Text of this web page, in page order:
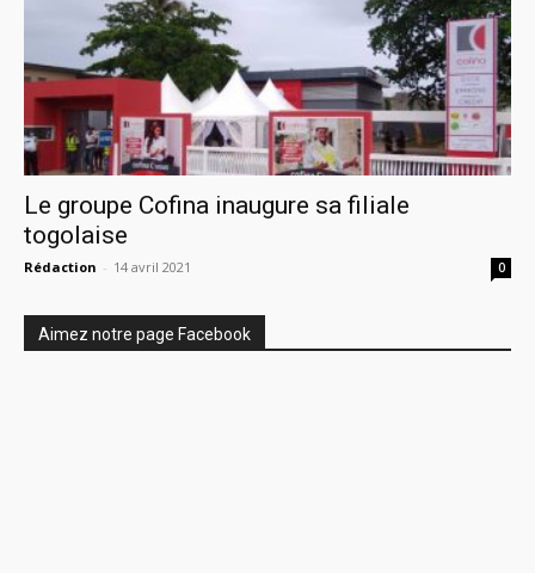
Le groupe Cofina inaugure sa filiale
togolaise
Rédaction - 14 avril 2021 0
Aimez notre page Facebook